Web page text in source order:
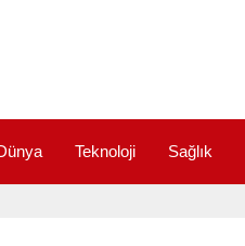
Teknoloji Sağlık